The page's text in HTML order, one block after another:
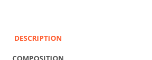
DESCRIPTION